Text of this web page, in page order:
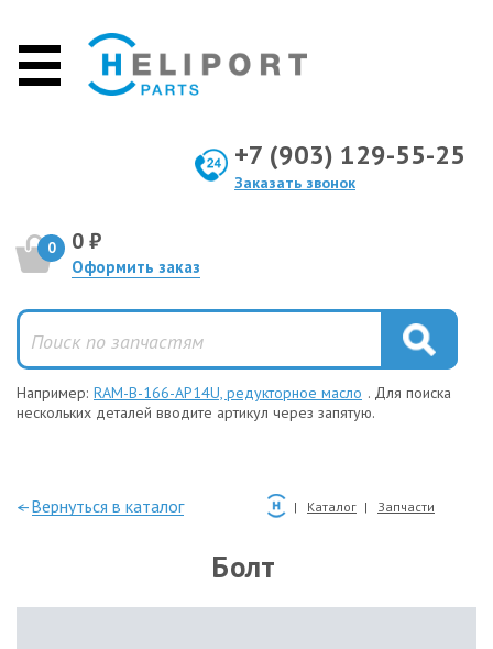
+7 (903) 129-55-25
Заказать звонок
0 0 ₽
Оформить заказ
Например: RAM-B-166-AP14U, редукторное масло . Для поиска
нескольких деталей вводите артикул через запятую.
—Вернуться в каталог Каталог Запчасти
Болт